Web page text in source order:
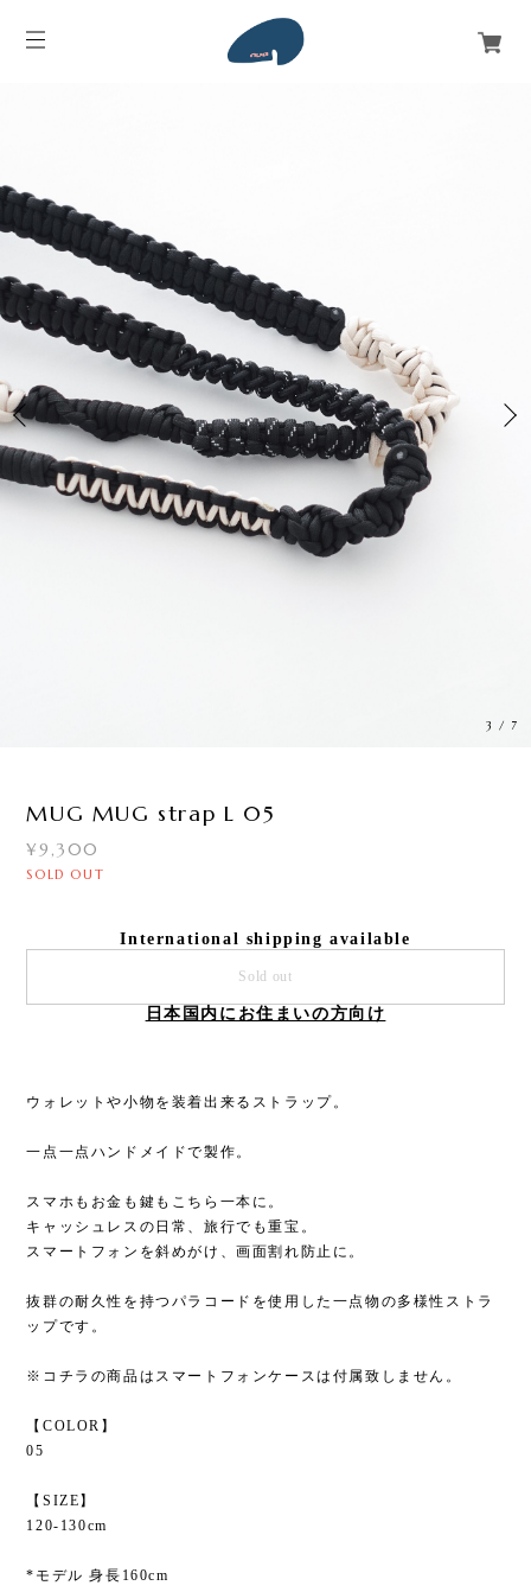
4 / 7
MUG MUG strap L 05
¥9,300
SOLD OUT
International shipping available
Sold out
日本国内にお住まいの方向け
ウォレットや小物を装着出来るストラップ。
一点一点ハンドメイドで製作。
スマホもお金も鍵もこちら一本に。
キャッシュレスの日常、旅行でも重宝。
スマートフォンを斜めがけ、画面割れ防止に。
抜群の耐久性を持つパラコードを使用した一点物の多様性ストラ
ップです。
※コチラの商品はスマートフォンケースは付属致しません。
【COLOR】
05
【SIZE】
120-130cm
*モデル 身長160cm